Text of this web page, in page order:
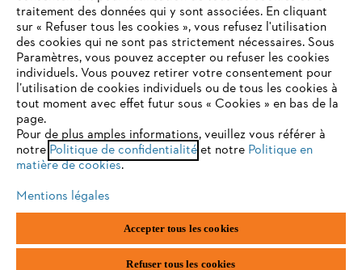
Contact
Politique de protection des données
Mentions légales Utilisation des cookies
ANDREAS STIHL NV, Veurtstraat 117, 2870 Puurs-Sint-Amands,
België/Belgique
VAT Number: BE 0427.714.768
VOTRE NAVIGATEUR INTERNET
N'EST PLUS PRIS EN CHARGE
Vous utilisez un navigateur Internet que nous ne prenons plus
en charge, et certaines fonctionnalités de notre site ne
peuvent fonctionner correctement. Pour une utilisation
optimale de notre site, nous vous recommandons de passer à
l'un des navigateurs suivants :
firefox chrome
edge
traitement des données qui y sont associées. En cliquant
sur « Refuser tous les cookies », vous refusez l'utilisation
des cookies qui ne sont pas strictement nécessaires. Sous
Paramètres, vous pouvez accepter ou refuser les cookies
individuels. Vous pouvez retirer votre consentement pour
l’utilisation de cookies individuels ou de tous les cookies à
tout moment avec effet futur sous « Cookies » en bas de la
page.
Pour de plus amples informations, veuillez vous référer à
notre Politique de confidentialitéet notre Politique en
matière de cookies.
Mentions légales
Accepter tous les cookies
Refuser tous les cookies